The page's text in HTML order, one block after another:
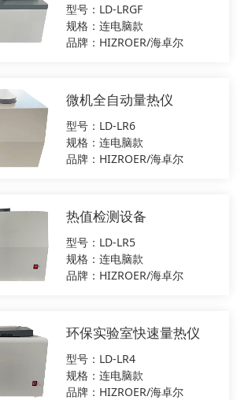
型号：LD-LRGF
规格：连电脑款
品牌：HIZROER/海卓尔
微机全自动量热仪
型号：LD-LR6
规格：连电脑款
品牌：HIZROER/海卓尔
热值检测设备
型号：LD-LR5
规格：连电脑款
品牌：HIZROER/海卓尔
环保实验室快速量热仪
型号：LD-LR4
规格：连电脑款
品牌：HIZROER/海卓尔